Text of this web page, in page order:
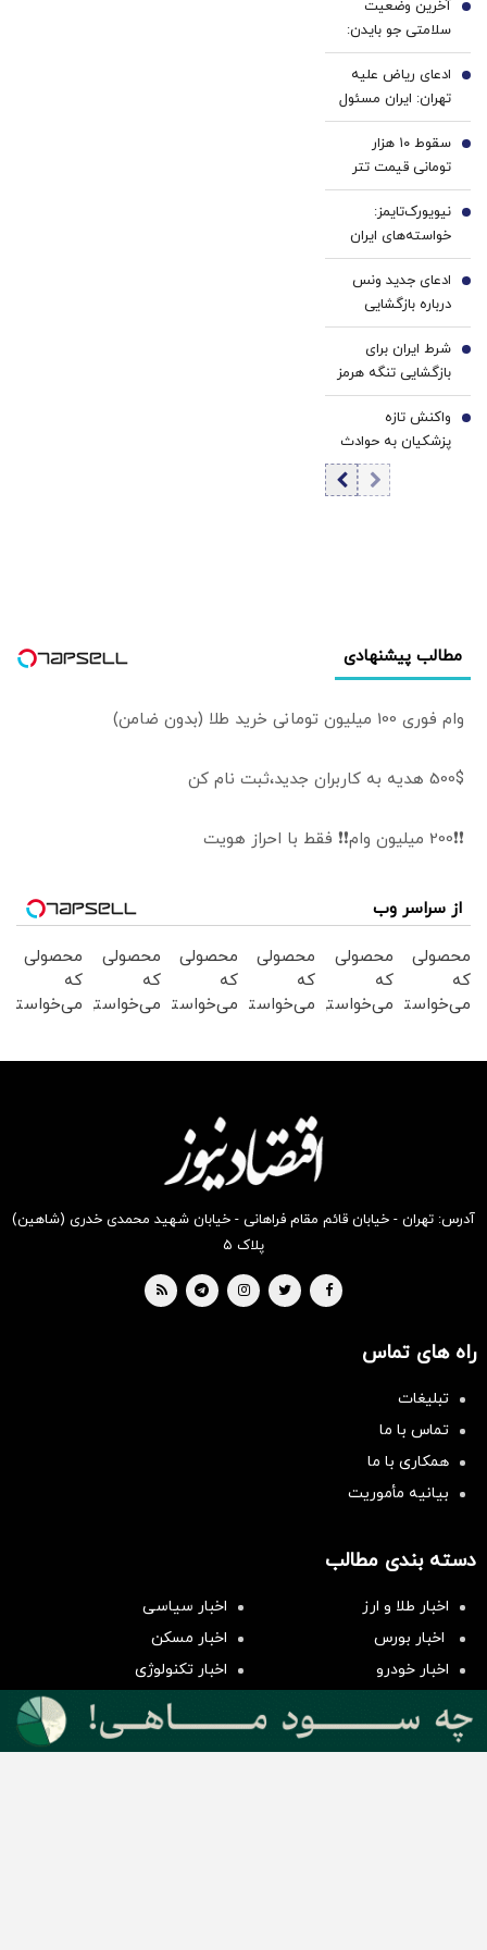
هم‌وزن
سرمایه گذاری
سود و
کارمزد!
سفید
کننده
خانگی
آخرین وضعیت
سلامتی جو بایدن:
سرطان جو بایدن به
استخوان‌ها سرایت
کرده است
1
ادعای ریاض علیه
تهران: ایران مسئول
حمله به نفتکش
اماراتی است
2
سقوط ۱۰ هزار
تومانی قیمت تتر
در ۴ روز؛ حمایت
۱۸۵ هزار تومانی
حفظ می‌شود؟ |
بیت‌کوین در کمین
۶۵ هزار دلار
3
نیویورک‌تایمز:
خواسته‌های ایران
امیدها برای
بازگشایی هرمز را
کمرنگ کرد
4
ادعای جدید ونس
درباره بازگشایی
تنگه هرمز: ایران
وعده عبور حداکثری
نفت از هرمز را داده
است
5
شرط ایران برای
بازگشایی تنگه هرمز
اعلام شد؟
6
واکنش تازه
پزشکیان به حوادث
دی ماه / آن
اتفاقات به هیچ
7
مطالب پیشنهادی
وام فوری 100 میلیون تومانی خرید طلا (بدون ضامن)
500$ هدیه به کاربران جدید،ثبت نام کن
❗❗200 میلیون وام❗❗ فقط با احراز هویت
از سراسر وب
محصولی
که
می‌خواستی
محصولی
که
می‌خواستی
محصولی
که
می‌خواستی
بخر !
محصولی
که
می‌خواستی
بخر !
محصولی
که
می‌خواستی
محصولی
که
می‌خواستی
آدرس: تهران - خیابان قائم مقام فراهانی - خیابان شهید محمدی خدری (شاهین)
پلاک ۵
راه های تماس
تبلیغات
تماس با ما
همکاری با ما
بیانیه مأموریت
دسته بندی مطالب
اخبار طلا و ارز
اخبار سیاسی
اخبار بورس
اخبار مسکن
اخبار خودرو
اخبار تکنولوژی
اخبار اجتماعی
اخبار ارز دیجیتال
اخبار سایر رسانه‌‌ها